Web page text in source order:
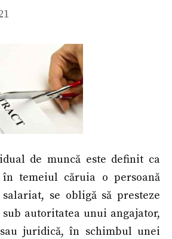
de muncă este definit ca
temeiul căruia o persoană
se obligă să presteze
autoritatea unui angajator,
juridică, în schimbul unei